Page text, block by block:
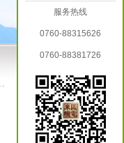
服务热线
0760-88315626
0760-88381726